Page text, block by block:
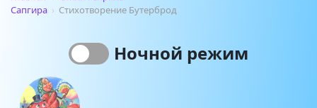
Сапгира › Стихотворение Бутерброд
Ночной режим